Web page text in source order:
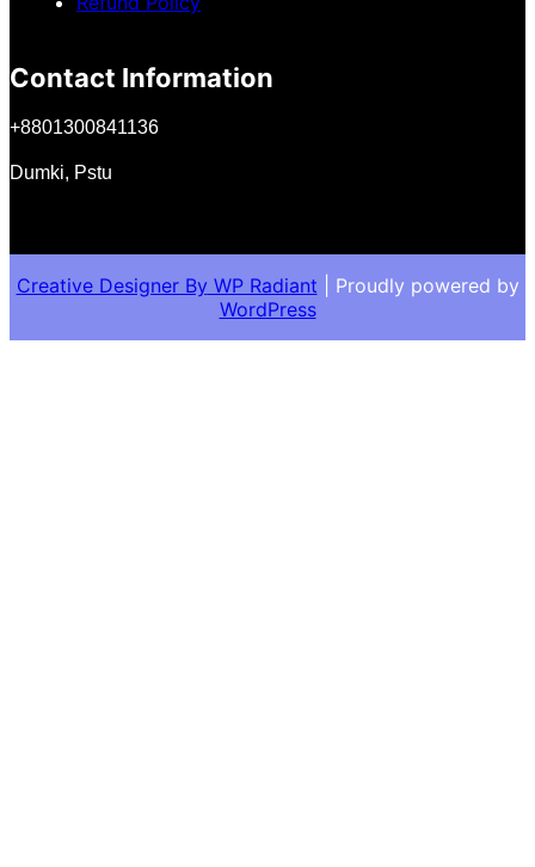
Contact Information
+8801300841136
Dumki, Pstu
Creative Designer By WP Radiant | Proudly powered by
WordPress